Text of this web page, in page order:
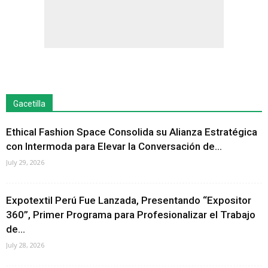
Gacetilla
Ethical Fashion Space Consolida su Alianza Estratégica
con Intermoda para Elevar la Conversación de...
July 29, 2026
Expotextil Perú Fue Lanzada, Presentando “Expositor
360”, Primer Programa para Profesionalizar el Trabajo
de...
July 28, 2026